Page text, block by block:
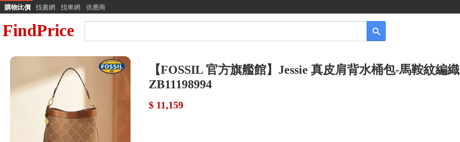
購物比價 找書網 找車網 供應商
FindPrice
【FOSSIL 官方旗艦館】Jessie 真皮肩背水桶包-馬鞍紋編織
ZB11198994
$ 11,159